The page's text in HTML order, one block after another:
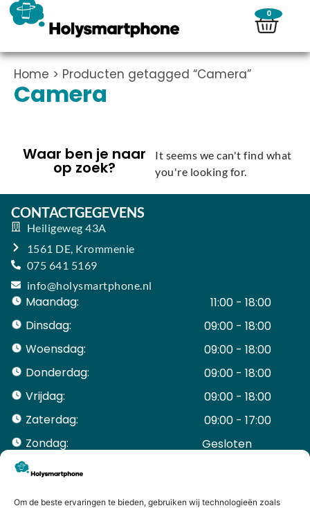
Om de beste ervaringen te bieden, gebruiken wij technologieën zoals
0
Home > Producten getagged “Camera”
Camera
Waar ben je naar
op zoek?
It seems we can't find what
you're looking for.
CONTACTGEGEVENS
Heiligeweg 43A
1561 DE, Krommenie
075 641 5169
info@holysmartphone.nl
Maandag:
11:00 - 18:00
Dinsdag:
09:00 - 18:00
Woensdag:
09:00 - 18:00
Donderdag:
09:00 - 18:00
Vrijdag:
09:00 - 18:00
Zaterdag:
09:00 - 17:00
Zondag:
Gesloten ​ ​ ​ ​ ​ ​ ​
ACCOUNT
Mijn Account
Bestellingen